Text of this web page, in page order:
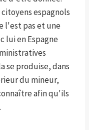
espagnols
l'est pas et une
lui en Espagne
se produise, dans
du mineur,
afin qu'ils